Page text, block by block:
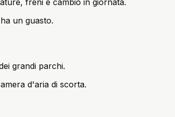
un guasto.
grandi parchi.
d'aria di scorta.